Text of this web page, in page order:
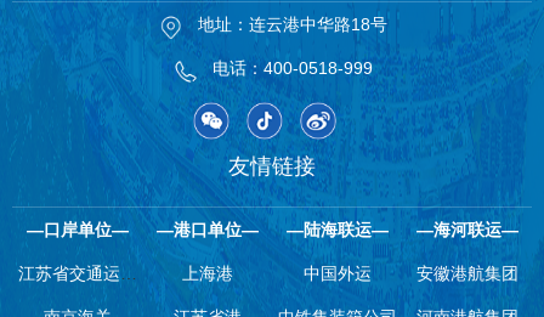
地址：连云港中华路18号
电话：400-0518-999
友情链接
—口岸单位—
江苏省交通运输
—港口单位—
上海港
—陆海联运—
中国外运
—海河联运—
安徽港航集团